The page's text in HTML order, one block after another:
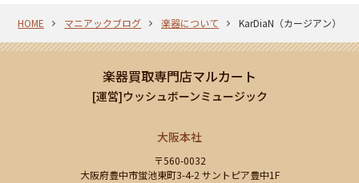
HOME マニアックブログ 楽器について KarDiaN（カージアン）の
楽器買取専門店マルカート
[運営]ウッシュボーンミュージック
大阪本社
〒560-0032
大阪府豊中市蛍池東町3-4-2 サントピア豊中1F